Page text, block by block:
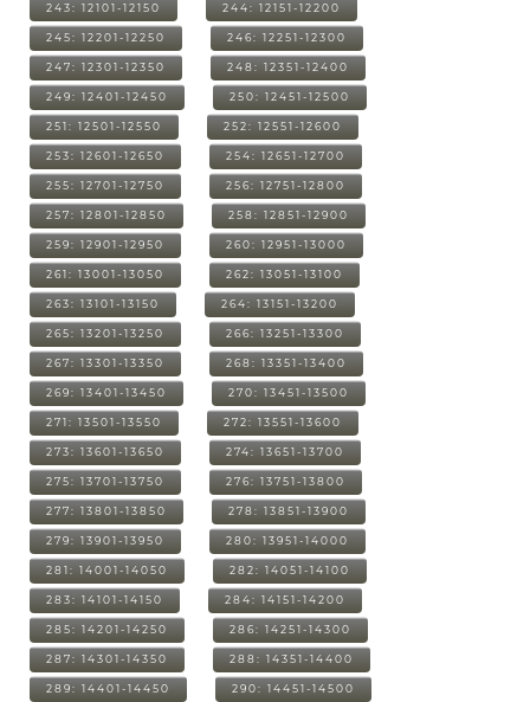
243: 12101-12150 244: 12151-12200
245: 12201-12250 246: 12251-12300
247: 12301-12350 248: 12351-12400
249: 12401-12450 250: 12451-12500
251: 12501-12550 252: 12551-12600
253: 12601-12650 254: 12651-12700
255: 12701-12750 256: 12751-12800
257: 12801-12850 258: 12851-12900
259: 12901-12950 260: 12951-13000
261: 13001-13050 262: 13051-13100
263: 13101-13150 264: 13151-13200
265: 13201-13250 266: 13251-13300
267: 13301-13350 268: 13351-13400
269: 13401-13450 270: 13451-13500
271: 13501-13550 272: 13551-13600
273: 13601-13650 274: 13651-13700
275: 13701-13750 276: 13751-13800
277: 13801-13850 278: 13851-13900
279: 13901-13950 280: 13951-14000
281: 14001-14050 282: 14051-14100
283: 14101-14150 284: 14151-14200
285: 14201-14250 286: 14251-14300
287: 14301-14350 288: 14351-14400
289: 14401-14450 290: 14451-14500